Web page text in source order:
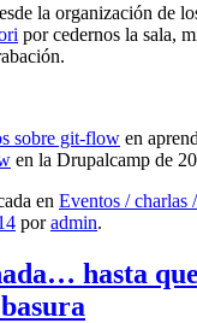
la organización de
por cedernos la sala,
sobre git-flow en
en la Drupalcamp de
en Eventos / charlas
poradmin.
hasta